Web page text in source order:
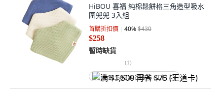
HiBOU 喜福 純棉鬆餅格三角造型吸水
圍兜兜 3入組
首購折扣價 40%$430
$258
暫時缺貨
(1)
满 $1,500 再省 $75 (王道卡)